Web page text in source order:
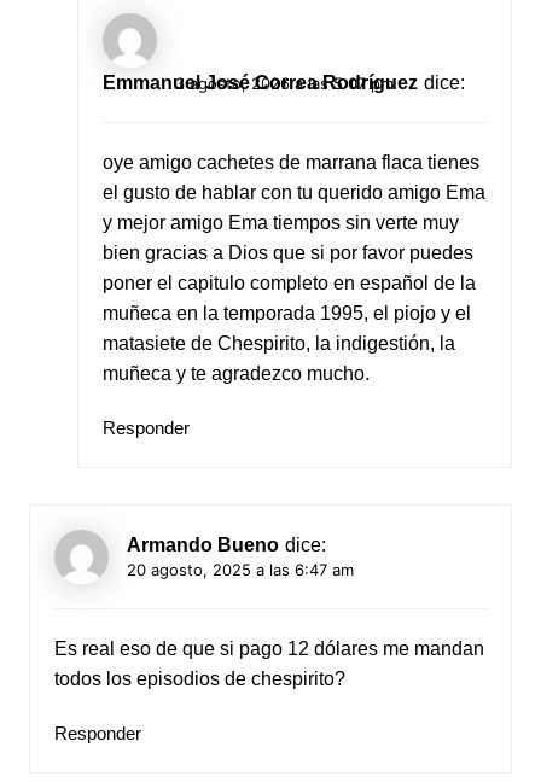
Emmanuel José Correa Rodríguez dice:
3 agosto, 2026 a las 5:07 pm
oye amigo cachetes de marrana flaca tienes
el gusto de hablar con tu querido amigo Ema
y mejor amigo Ema tiempos sin verte muy
bien gracias a Dios que si por favor puedes
poner el capitulo completo en español de la
muñeca en la temporada 1995, el piojo y el
matasiete de Chespirito, la indigestión, la
muñeca y te agradezco mucho.
Responder
Armando Bueno dice:
20 agosto, 2025 a las 6:47 am
Es real eso de que si pago 12 dólares me mandan
todos los episodios de chespirito?
Responder